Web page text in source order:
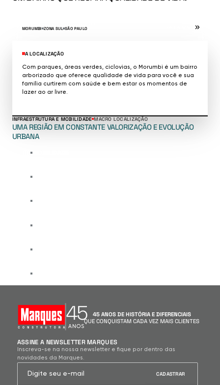
MORUMBI ZONA SUL SÃO PAULO
A LOCALIZAÇÃO
Com parques, áreas verdes, ciclovias, o Morumbi é um bairro
arborizado que oferece qualidade de vida para você e sua
família curtirem com saúde e bem estar os momentos de
lazer ao ar livre.
INFRAESTRUTURA E MOBILIDADE MACRO LOCALIZAÇÃO
UMA REGIÃO EM CONSTANTE VALORIZAÇÃO E EVOLUÇÃO
URBANA
MOBILIDADE
TRANSPORTE
ENTRETENIMENTO E LAZER
GASTRONOMIA
EDUCAÇÃO
SERVIÇOS E COMODIDADES
45
ANOS
45 ANOS DE HISTÓRIA E DIFERENCIAIS
QUE CONQUISTAM CADA VEZ MAIS CLIENTES
ASSINE A NEWSLETTER MARQUES
Inscreva-se na nossa newsletter e fique por dentro das
novidades da Marques.